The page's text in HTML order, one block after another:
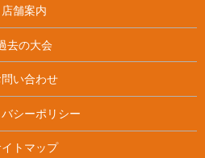
店舗案内
去の大会
問い合わせ
シーポリシー
トマップ